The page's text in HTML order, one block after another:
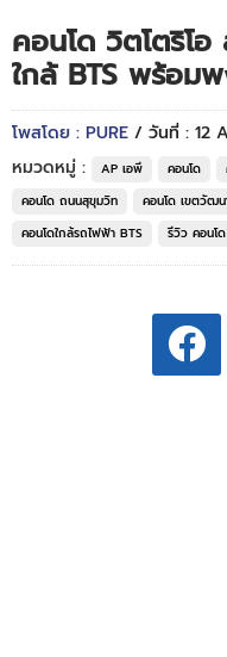
คอนโด วิตโตริโ
ใกล้ BTS พร้อม
โพสโดย : PURE / วันที่ : 12
หมวดหมู่ :
AP เอพี คอนโด
คอนโด ถนนสุขุมวิท
คอนโด เขตวัฒน
คอนโดใกล้รถไฟฟ้า BTS
รีวิว คอนโด